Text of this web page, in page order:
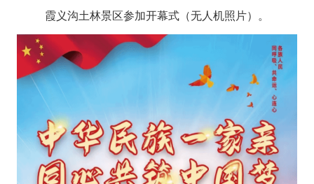
霞义沟土林景区参加开幕式（无人机照片）。